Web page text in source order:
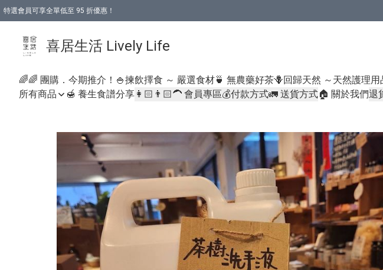
特選會員可享全單低至 95 折優惠！
喜居生活 Lively Life
🌈🌈 團購．今期推介！ 🍚揀飲擇食 ～ 嚴選食材🍵 無農藥好茶🪻回歸天然 ～天然護理用
所有商品
🍯 養生食譜分享 👩🏻👨🏻‍🦱 會員專區💰付款方式🚛 送貨方式🏠 關於我們退